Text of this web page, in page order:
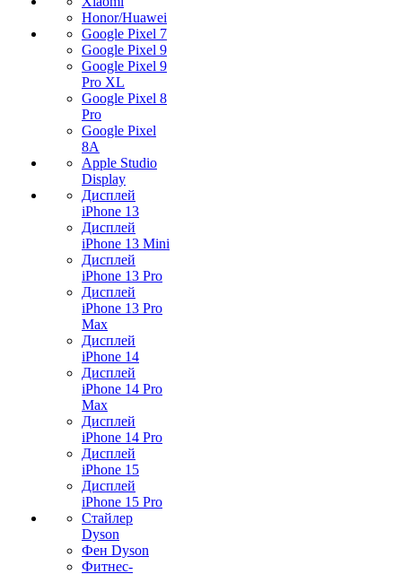
Honor/Huawei
Google Pixel 7
Google Pixel 9
Google Pixel 9
Pro XL
Google Pixel 8
Pro
Google Pixel
8A
Apple Studio
Display
Дисплей
iPhone 13
Дисплей
iPhone 13 Mini
Дисплей
iPhone 13 Pro
Дисплей
iPhone 13 Pro
Max
Дисплей
iPhone 14
Дисплей
iPhone 14 Pro
Max
Дисплей
iPhone 14 Pro
Дисплей
iPhone 15
Дисплей
iPhone 15 Pro
Стайлер
Dyson
Фен Dyson
Фитнес-